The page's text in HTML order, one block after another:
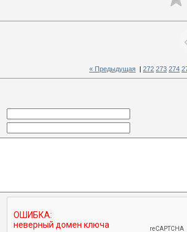
« Предыдущая 272 273 274